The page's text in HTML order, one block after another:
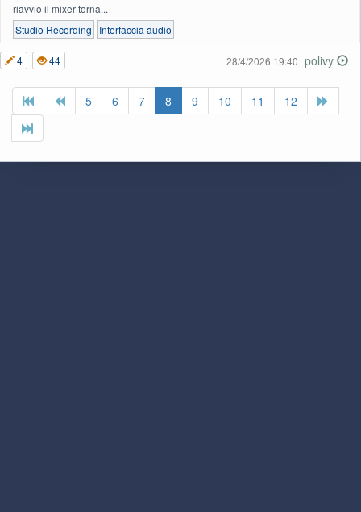
riavvio il mixer torna...
Studio Recording
Interfaccia audio
polivy
28/4/2026 19:40
4 44
5 6 7 8 9 10 11 12